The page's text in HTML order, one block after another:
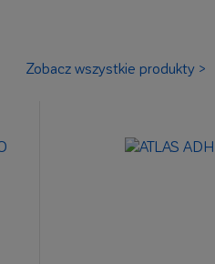
Zobacz wszystkie produkty >